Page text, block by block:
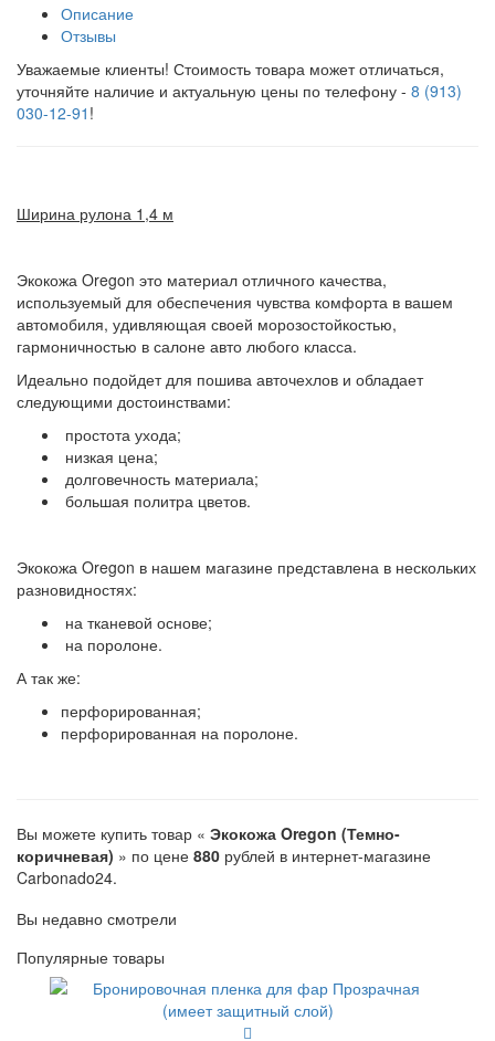
Описание
Отзывы
Уважаемые клиенты! Стоимость товара может отличаться,
уточняйте наличие и актуальную цены по телефону - 8 (913)
030-12-91 !
Ширина рулона 1,4 м
Экокожа Oregon это материал отличного качества,
используемый для обеспечения чувства комфорта в вашем
автомобиля, удивляющая своей морозостойкостью,
гармоничностью в салоне авто любого класса.
Идеально подойдет для пошива авточехлов и обладает
следующими достоинствами:
простота ухода;
низкая цена;
долговечность материала;
большая политра цветов.
Экокожа Oregon в нашем магазине представлена в нескольких
разновидностях:
на тканевой основе;
на поролоне.
А так же:
перфорированная;
перфорированная на поролоне.
Вы можете купить товар « Экокожа Oregon (Темно-
коричневая) » по цене 880 рублей в интернет-магазине
Carbonado24.
Вы недавно смотрели
Популярные товары